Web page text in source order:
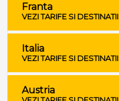
Franta
VEZI TARIFE SI DESTINATII
Italia
VEZI TARIFE SI DESTINATII
Austria